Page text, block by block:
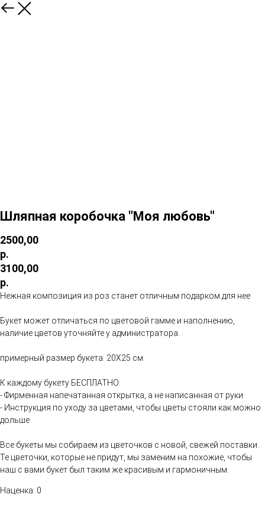
Шляпная коробочка "Моя любовь"
2500,00
р.
3100,00
р.
Нежная композиция из роз станет отличным подарком для нее
Букет может отличаться по цветовой гамме и наполнению,
наличие цветов уточняйте у администратора.
примерный размер букета: 20Х25 см
К каждому букету БЕСПЛАТНО:
- Фирменная напечатанная открытка, а не написанная от руки
- Инструкция по уходу за цветами, чтобы цветы стояли как можно
дольше
Все букеты мы собираем из цветочков с новой, свежей поставки.
Те цветочки, которые не придут, мы заменим на похожие, чтобы
наш с вами букет был таким же красивым и гармоничным.
Наценка: 0